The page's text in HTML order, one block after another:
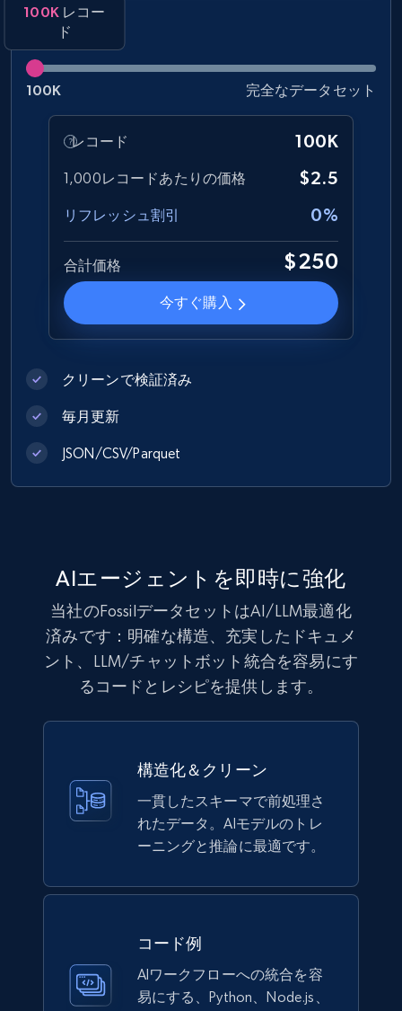
Currency, Colour code, Colour, Description, and
more.
eCommerce
1.2K+ 今すぐ購入
Best Buy products
URL, Product id, Title, Images, Final price,
Currency, Discount, Initial price, and more.
eCommerce
1.1K+ 149+
Lowes.com
URL, Domain, Marketplace pn, Sku, Other pn,
eCommerce
991+ 162+ 今すぐ購入
Lazada - Products
price, Currency, Stock, and more.
eCommerce
Ikea - Products
Description, In stock, Color, Size, Reviews
100Kレコー
ド
100K 完全なデータセット
レコード 100K
1,000レコードあたりの価格 $2.5
リフレッシュ割引 0%
合計価格 $250
今すぐ購入
クリーンで検証済み
毎月更新
JSON/CSV/Parquet
AIエージェントを即時に強化
当社のFossilデータセットはAI/LLM最適化
済みです：明確な構造、充実したドキュメ
ント、LLM/チャットボット統合を容易にす
るコードとレシピを提供します。
構造化＆クリーン
一貫したスキーマで前処理さ
れたデータ。AIモデルのトレ
ーニングと推論に最適です。
コード例
AIワークフローへの統合を容
易にする、Python、Node.js、